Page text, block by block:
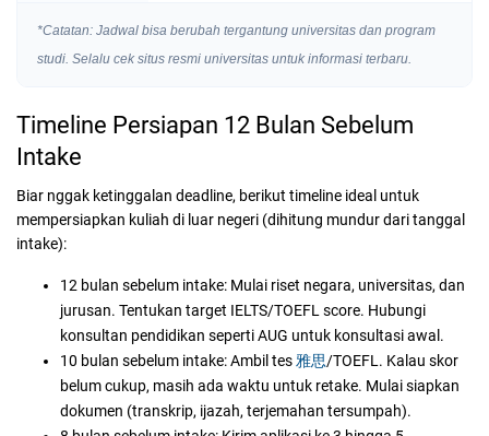
*Catatan: Jadwal bisa berubah tergantung universitas dan program
studi. Selalu cek situs resmi universitas untuk informasi terbaru.
Timeline Persiapan 12 Bulan Sebelum
Intake
Biar nggak ketinggalan deadline, berikut timeline ideal untuk
mempersiapkan kuliah di luar negeri (dihitung mundur dari tanggal
intake):
12 bulan sebelum intake: Mulai riset negara, universitas, dan
jurusan. Tentukan target IELTS/TOEFL score. Hubungi
konsultan pendidikan seperti AUG untuk konsultasi awal.
10 bulan sebelum intake:Ambil tes 雅思/TOEFL. Kalau skor
belum cukup, masih ada waktu untuk retake. Mulai siapkan
dokumen (transkrip, ijazah, terjemahan tersumpah).